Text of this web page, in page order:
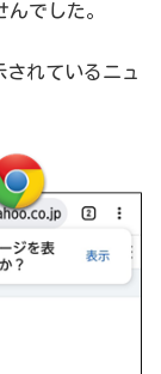
でした。
れているニュ